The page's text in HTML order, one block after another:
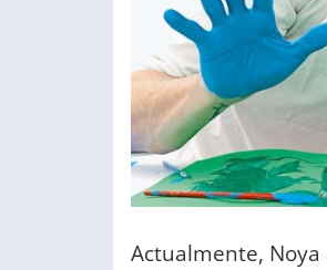
Actualmente,